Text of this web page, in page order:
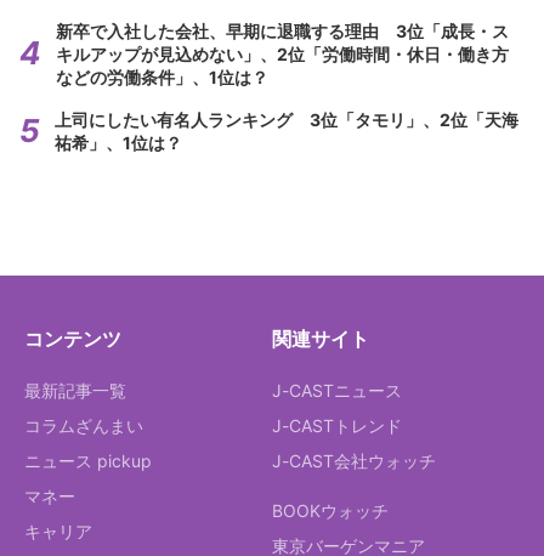
新卒で入社した会社、早期に退職する理由 3位「成長・ス
キルアップが見込めない」、2位「労働時間・休日・働き方
などの労働条件」、1位は？
上司にしたい有名人ランキング 3位「タモリ」、2位「天海
祐希」、1位は？
コンテンツ
最新記事一覧
コラムざんまい
ニュース pickup
マネー
キャリア
関連サイト
J-CASTニュース
J-CASTトレンド
J-CAST会社ウォッチ
BOOKウォッチ
東京バーゲンマニア